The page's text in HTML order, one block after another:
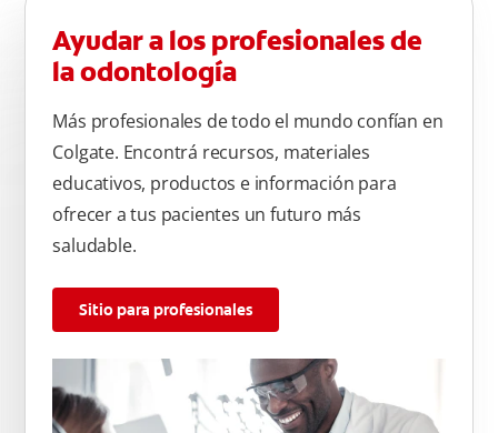
Ayudar a los profesionales de
la odontología
Más profesionales de todo el mundo confían en
Colgate. Encontrá recursos, materiales
educativos, productos e información para
ofrecer a tus pacientes un futuro más
saludable.
Sitio para profesionales